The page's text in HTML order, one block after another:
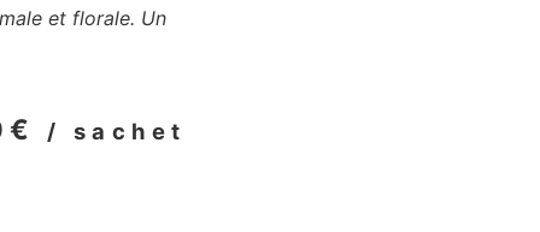
et florale. Un
€ / sachet